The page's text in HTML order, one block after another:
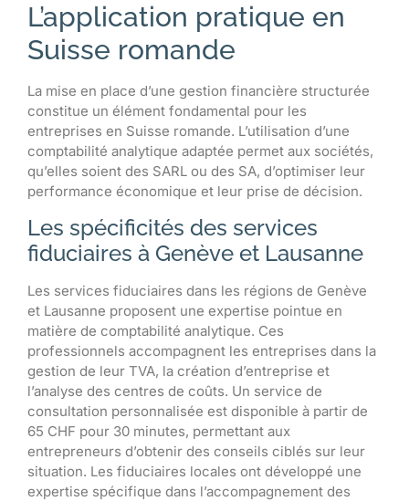
L’application pratique en
Suisse romande
La mise en place d’une gestion financière structurée
constitue un élément fondamental pour les
entreprises en Suisse romande. L’utilisation d’une
comptabilité analytique adaptée permet aux sociétés,
qu’elles soient des SARL ou des SA, d’optimiser leur
performance économique et leur prise de décision.
Les spécificités des services
fiduciaires à Genève et Lausanne
Les services fiduciaires dans les régions de Genève
et Lausanne proposent une expertise pointue en
matière de comptabilité analytique. Ces
professionnels accompagnent les entreprises dans la
gestion de leur TVA, la création d’entreprise et
l’analyse des centres de coûts. Un service de
consultation personnalisée est disponible à partir de
65 CHF pour 30 minutes, permettant aux
entrepreneurs d’obtenir des conseils ciblés sur leur
situation. Les fiduciaires locales ont développé une
expertise spécifique dans l’accompagnement des